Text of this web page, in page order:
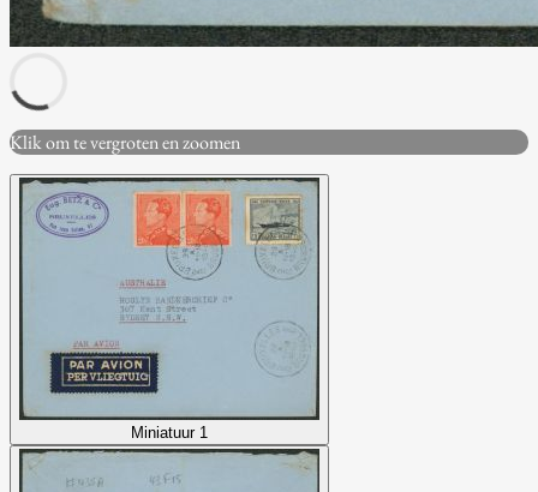
Klik om te vergroten en zoomen
Miniatuur 1